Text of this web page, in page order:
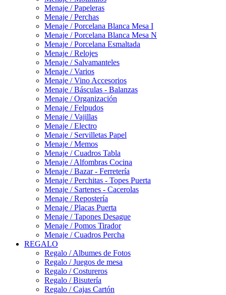
Menaje / Papeleras
Menaje / Perchas
Menaje / Porcelana Blanca Mesa I
Menaje / Porcelana Blanca Mesa N
Menaje / Porcelana Esmaltada
Menaje / Relojes
Menaje / Salvamanteles
Menaje / Varios
Menaje / Vino Accesorios
Menaje / Básculas - Balanzas
Menaje / Organización
Menaje / Felpudos
Menaje / Vajillas
Menaje / Electro
Menaje / Servilletas Papel
Menaje / Memos
Menaje / Cuadros Tabla
Menaje / Alfombras Cocina
Menaje / Bazar - Ferretería
Menaje / Perchitas - Topes Puerta
Menaje / Sartenes - Cacerolas
Menaje / Repostería
Menaje / Placas Puerta
Menaje / Tapones Desague
Menaje / Pomos Tirador
Menaje / Cuadros Percha
REGALO
Regalo / Albumes de Fotos
Regalo / Juegos de mesa
Regalo / Costureros
Regalo / Bisutería
Regalo / Cajas Cartón